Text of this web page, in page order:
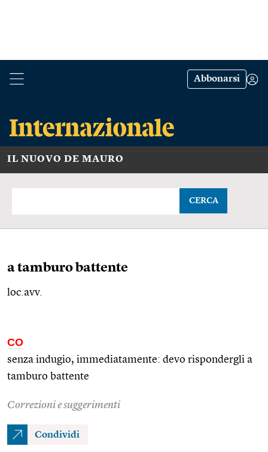
Abbonarsi
IL NUOVO DE MAURO
CERCA
a tamburo battente
loc.avv.
CO
senza indugio, immediatamente: devo rispondergli a
tamburo battente
Correzioni e suggerimenti
Condividi